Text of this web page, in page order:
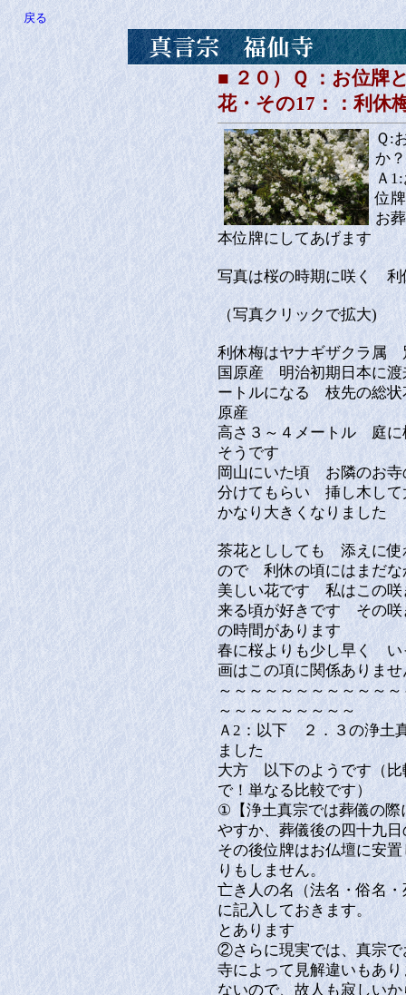
戻る
■ ２０）Ｑ ：お位牌
花・その17：：利休
Ｑ:
か？
Ａ
位
お
本位牌にしてあげます
写真は桜の時期に咲く 利
（写真クリックで拡大)
利休梅はヤナギザクラ属
国原産 明治初期日本に
ートルになる 枝先の総
原産
高さ３～４メートル 庭
そうです
岡山にいた頃 お隣のお
分けてもらい 挿し木し
かなり大きくなりました
茶花とししても 添えに
ので 利休の頃にはまだ
美しい花です 私はこの
来る頃が好きです その
の時間があります
春に桜よりも少し早く い
画はこの項に関係ありま
～～～～～～～～～～～
～～～～～～～～～
Ａ2：以下 ２．３の浄土
ました
大方 以下のようです（比
で！単なる比較です）
①【浄土真宗では葬儀の際
やすか、葬儀後の四十九
その後位牌はお仏壇に安
りもしません。
亡き人の名（法名・俗名
に記入しておきます。
とあります
②さらに現実では、真宗で
寺によって見解違いもあ
ないので、故人も寂しい